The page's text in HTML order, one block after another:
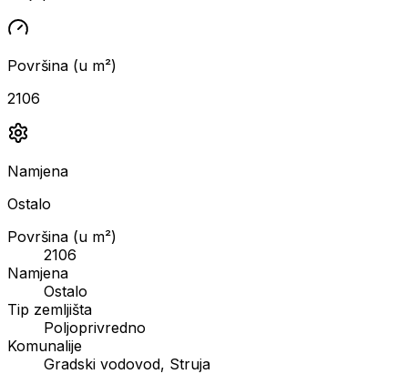
Površina (u m²)
2106
Namjena
Ostalo
Površina (u m²)
2106
Namjena
Ostalo
Tip zemljišta
Poljoprivredno
Komunalije
Gradski vodovod, Struja